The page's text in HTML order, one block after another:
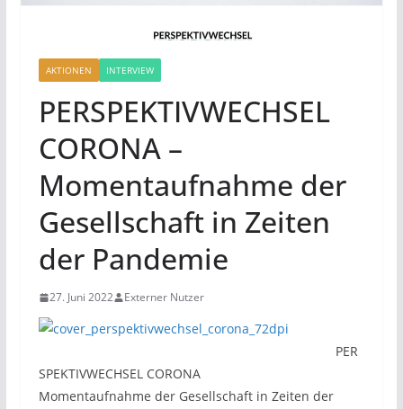
AKTIONEN INTERVIEW
PERSPEKTIVWECHSEL
CORONA –
Momentaufnahme der
Gesellschaft in Zeiten
der Pandemie
27. Juni 2022 Externer Nutzer
PER
SPEKTIVWECHSEL CORONA
Momentaufnahme der Gesellschaft in Zeiten der